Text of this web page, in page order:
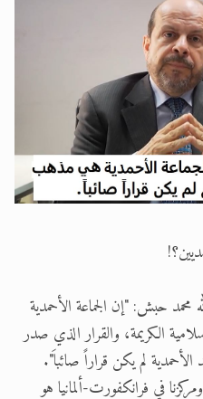
حِكم، وأهداف >> المزيد
في أهمية عيد
محمد حبش: "إن الجماعة الأحمدية
الكريمة، والقرار الذي صدر
في فرانكفورت-ألمانيا هو